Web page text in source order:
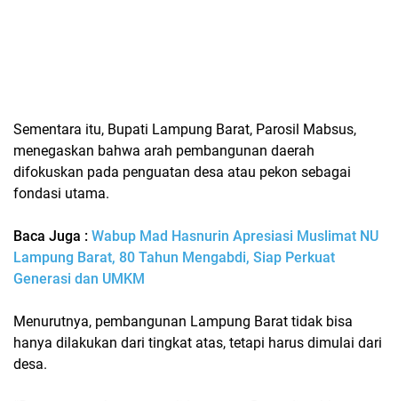
Sementara itu, Bupati Lampung Barat, Parosil Mabsus,
menegaskan bahwa arah pembangunan daerah
difokuskan pada penguatan desa atau pekon sebagai
fondasi utama.
Baca Juga : Wabup Mad Hasnurin Apresiasi Muslimat NU
Lampung Barat, 80 Tahun Mengabdi, Siap Perkuat
Generasi dan UMKM
Menurutnya, pembangunan Lampung Barat tidak bisa
hanya dilakukan dari tingkat atas, tetapi harus dimulai dari
desa.